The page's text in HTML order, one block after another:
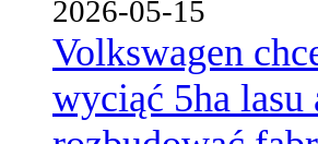
2026-05-15
Volkswagen
wyciąć 5ha lasu